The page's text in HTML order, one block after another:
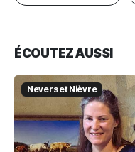
ÉCOUTEZ AUSSI
Nevers et Nièvre